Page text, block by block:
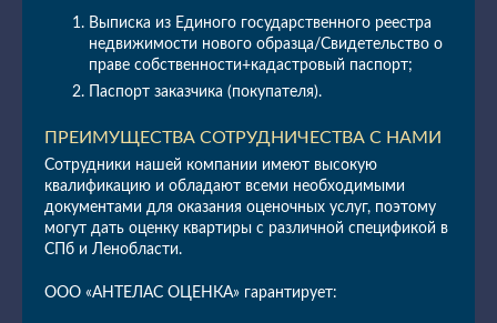
Выписка из Единого государственного реестра
недвижимости нового образца/Свидетельство о
праве собственности+кадастровый паспорт;
Паспорт заказчика (покупателя).
ПРЕИМУЩЕСТВА СОТРУДНИЧЕСТВА С НАМИ
Сотрудники нашей компании имеют высокую
квалификацию и обладают всеми необходимыми
документами для оказания оценочных услуг, поэтому
могут дать оценку квартиры с различной спецификой в
СПб и Ленобласти.
ООО «АНТЕЛАС ОЦЕНКА» гарантирует: